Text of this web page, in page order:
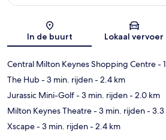
In de buurt Lokaal vervoer
Central Milton Keynes Shopping Centre-
The Hub- 3 min. rijden- 2.4 km
Jurassic Mini-Golf- 3 min. rijden- 2.0 km
Milton Keynes Theatre- 3 min. rijden- 3.3
Xscape- 3 min. rijden- 2.4 km